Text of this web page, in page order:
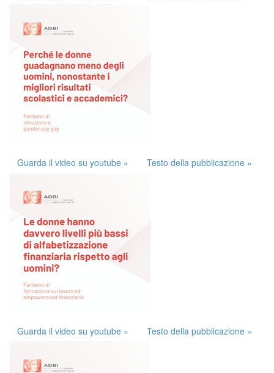
Guarda il video su youtube » Testo della pubblicazione »
Guarda il video su youtube » Testo della pubblicazione »